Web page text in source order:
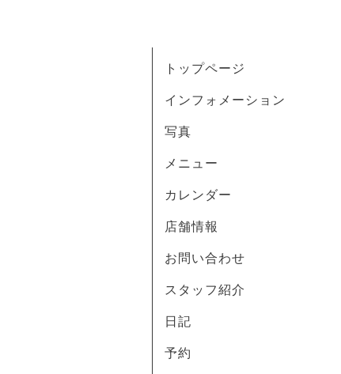
トップページ
インフォメーション
写真
メニュー
カレンダー
店舗情報
お問い合わせ
スタッフ紹介
日記
予約